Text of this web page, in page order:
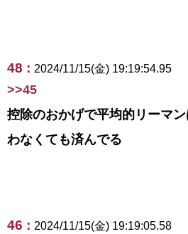
48 : 2024/11/15(金) 19:19:54.95
>>45
控除のおかげで平均的リーマ
わなくても済んでる
46 : 2024/11/15(金) 19:19:05.58